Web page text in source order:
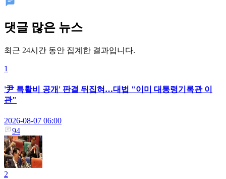
댓글 많은 뉴스
최근 24시간 동안 집계한 결과입니다.
1
'尹 특활비 공개' 판결 뒤집혀…대법 "이미 대통령기록관 이
관"
2026-08-07 06:00
94
2